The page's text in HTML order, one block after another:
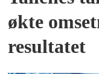
økte
resultatet